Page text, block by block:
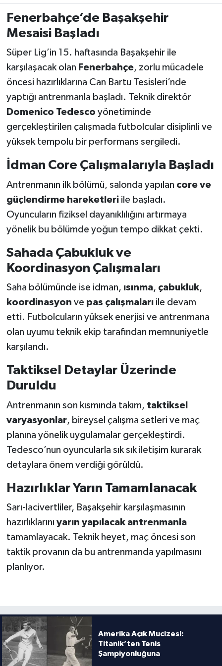
Fenerbahçe’de Başakşehir
Mesaisi Başladı
Süper Lig’in 15. haftasında Başakşehir ile
karşılaşacak olan Fenerbahçe, zorlu mücadele
öncesi hazırlıklarına Can Bartu Tesisleri’nde
yaptığı antrenmanla başladı. Teknik direktör
Domenico Tedesco yönetiminde
gerçekleştirilen çalışmada futbolcular disiplinli ve
yüksek tempolu bir performans sergiledi.
İdman Core Çalışmalarıyla Başladı
Antrenmanın ilk bölümü, salonda yapılan core ve
güçlendirme hareketleriile başladı.
Oyuncuların fiziksel dayanıklılığını artırmaya
yönelik bu bölümde yoğun tempo dikkat çekti.
Sahada Çabukluk ve
Koordinasyon Çalışmaları
Saha bölümünde ise idman, ısınma, çabukluk,
koordinasyon ve pas çalışmalarıile devam
etti. Futbolcuların yüksek enerjisi ve antrenmana
olan uyumu teknik ekip tarafından memnuniyetle
karşılandı.
Taktiksel Detaylar Üzerinde
Duruldu
Antrenmanın son kısmında takım, taktiksel
varyasyonlar, bireysel çalışma setleri ve maç
planına yönelik uygulamalar gerçekleştirdi.
Tedesco’nun oyuncularla sık sık iletişim kurarak
detaylara önem verdiği görüldü.
Hazırlıklar Yarın Tamamlanacak
Sarı-lacivertliler, Başakşehir karşılaşmasının
hazırlıklarını yarın yapılacak antrenmanla
tamamlayacak. Teknik heyet, maç öncesi son
taktik provanın da bu antrenmanda yapılmasını
planlıyor.
Amerika Açık Mucizesi:
Titanik’ten Tenis
Şampiyonluğuna
Türkiye Basketbol Ligi
Kadınlar Basketbol Ligi
Diğer Basketbol Ligleri
Formula 1
Atletizm
Hentbol
Bisiklet
Boks
Güreş
Motor Sporları
Su Sporları
Diğer Spor Dalları
Futbolcular